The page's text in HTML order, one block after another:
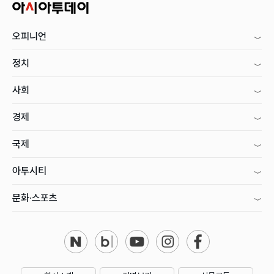
오피니언
정치
사회
경제
국제
아투시티
문화·스포츠